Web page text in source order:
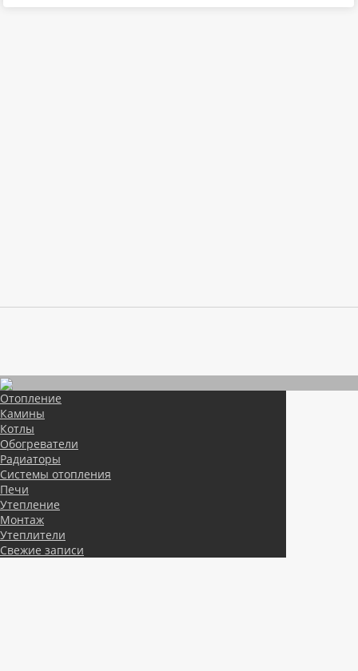
Отопление
Камины
Котлы
Обогреватели
Радиаторы
Системы отопления
Печи
Утепление
Монтаж
Утеплители
Свежие записи